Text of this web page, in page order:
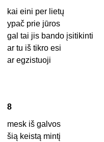
kai eini per lietų
ypač prie jūros
gal tai jis bando įsitikinti
ar tu iš tikro esi
ar egzistuoji
8
mesk iš galvos
šią keistą mintį